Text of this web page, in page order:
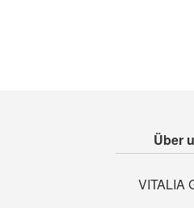
Über
VITALIA